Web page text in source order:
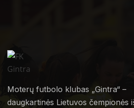
Moterų futbolo klubas „Gintra“ –
daugkartinės Lietuvos čempionės